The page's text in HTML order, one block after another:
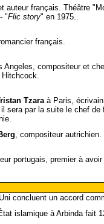
auteur français. Théâtre
"Flic story" en 1975..
français.
Angeles, compositeur et
Tzaraà Paris,
sera par la suite le chef de
, compositeur autrichien.
portugais, premier à
concluent un accord
islamique à Arbinda fait